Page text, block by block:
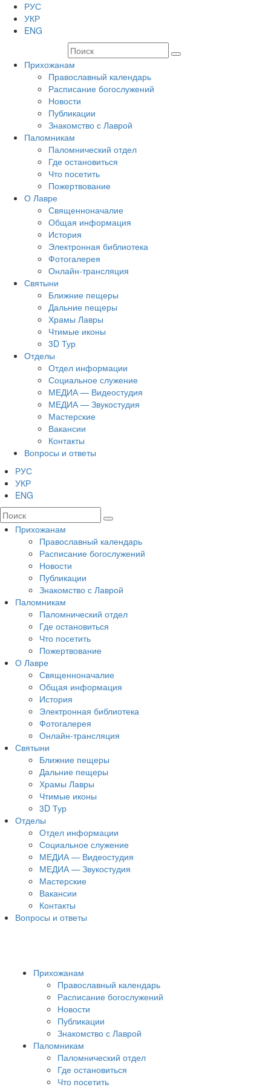
РУС
УКР
ENG
Прихожанам
Православный календарь
Расписание богослужений
Новости
Публикации
Знакомство с Лаврой
Паломникам
Паломнический отдел
Где остановиться
Что посетить
Пожертвование
О Лавре
Священноначалие
Общая информация
История
Электронная библиотека
Фотогалерея
Онлайн-трансляция
Святыни
Ближние пещеры
Дальние пещеры
Храмы Лавры
Чтимые иконы
3D Тур
Отделы
Отдел информации
Социальное служение
МЕДИА — Видеостудия
МЕДИА — Звукостудия
Мастерские
Вакансии
Контакты
Вопросы и ответы
РУС
УКР
ENG
Прихожанам
Православный календарь
Расписание богослужений
Новости
Публикации
Знакомство с Лаврой
Паломникам
Паломнический отдел
Где остановиться
Что посетить
Пожертвование
О Лавре
Священноначалие
Общая информация
История
Электронная библиотека
Фотогалерея
Онлайн-трансляция
Святыни
Ближние пещеры
Дальние пещеры
Храмы Лавры
Чтимые иконы
3D Тур
Отделы
Отдел информации
Социальное служение
МЕДИА — Видеостудия
МЕДИА — Звукостудия
Мастерские
Вакансии
Контакты
Вопросы и ответы
Прихожанам
Православный календарь
Расписание богослужений
Новости
Публикации
Знакомство с Лаврой
Паломникам
Паломнический отдел
Где остановиться
Что посетить